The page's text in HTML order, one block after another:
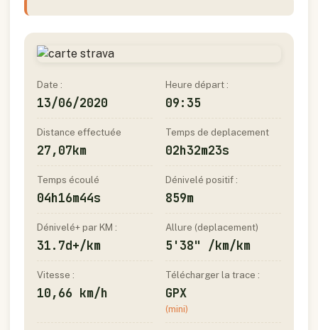
Date :
13/06/2020
Heure départ :
09:35
Distance effectuée
27,07km
Temps de deplacement
02h32m23s
Temps écoulé
04h16m44s
Dénivelé positif :
859m
Dénivelé+ par KM :
31.7d+/km
Allure (deplacement)
5'38" /km/km
Vitesse :
10,66 km/h
Télécharger la trace :
GPX
(mini)